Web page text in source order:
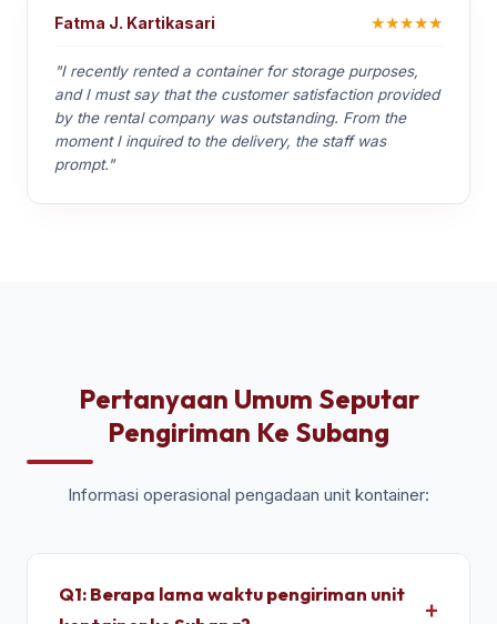
Fatma J. Kartikasari ★★★★★
"I recently rented a container for storage purposes,
and I must say that the customer satisfaction provided
by the rental company was outstanding. From the
moment I inquired to the delivery, the staff was
prompt."
Pertanyaan Umum Seputar
Pengiriman Ke Subang
Informasi operasional pengadaan unit kontainer:
Q1: Berapa lama waktu pengiriman unit